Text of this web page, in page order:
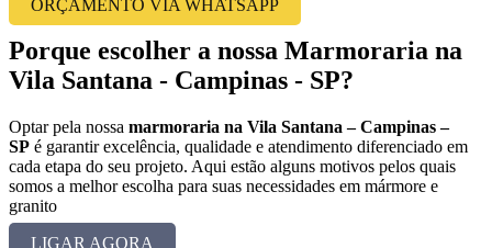
ORÇAMENTO VIA WHATSAPP
Porque escolher a nossa Marmoraria na
Vila Santana - Campinas - SP?
Optar pela nossa marmoraria na Vila Santana – Campinas –
SP é garantir excelência, qualidade e atendimento diferenciado em
cada etapa do seu projeto. Aqui estão alguns motivos pelos quais
somos a melhor escolha para suas necessidades em mármore e
granito
LIGAR AGORA